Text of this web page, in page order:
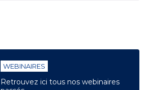
WEBINAIRES
Retrouvez ici tous nos webinaires